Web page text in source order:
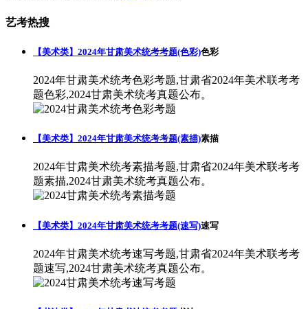
艺考热搜
【美术类】2024年甘肃美术统考考题(色彩)色彩
2024年甘肃美术统考色彩考题,甘肃省2024年美术联考考
题色彩,2024甘肃美术统考真题公布。
【美术类】2024年甘肃美术统考考题(素描)素描
2024年甘肃美术统考素描考题,甘肃省2024年美术联考考
题素描,2024甘肃美术统考真题公布。
【美术类】2024年甘肃美术统考考题(速写)速写
2024年甘肃美术统考速写考题,甘肃省2024年美术联考考
题速写,2024甘肃美术统考真题公布。